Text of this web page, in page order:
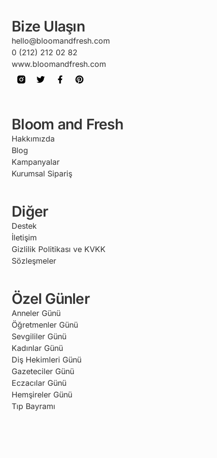
Bize Ulaşın
hello@bloomandfresh.com
0 (212) 212 02 82
www.bloomandfresh.com
Bloom and Fresh
Hakkımızda
Blog
Kampanyalar
Kurumsal Sipariş
Diğer
Destek
İletişim
Gizlilik Politikası ve KVKK
Sözleşmeler
Özel Günler
Anneler Günü
Öğretmenler Günü
Sevgililer Günü
Kadınlar Günü
Diş Hekimleri Günü
Gazeteciler Günü
Eczacılar Günü
Hemşireler Günü
Tıp Bayramı